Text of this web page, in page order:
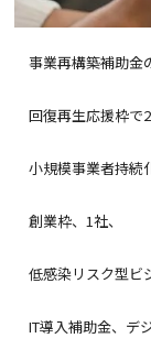
事業再構築補助金
回復再生応援枠で2
小規模事業者持続
創業枠、1社、
低感染リスク型ビ
IT導入補助金、デ